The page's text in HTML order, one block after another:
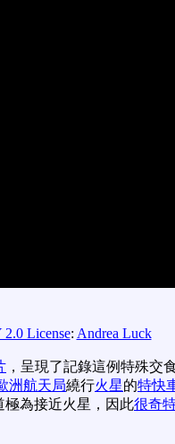
License: Andrea Luck
，呈現了記錄這例特殊交
洲航天局繞行火星的特快
極為接近火星，因此很奇